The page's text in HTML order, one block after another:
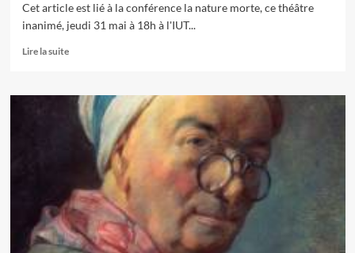
Cet article est lié à la conférence la nature morte, ce théâtre
inanimé, jeudi 31 mai à 18h à l'IUT...
Lire la suiteEn
sur
Davidsz
maître
hollandais
de
la